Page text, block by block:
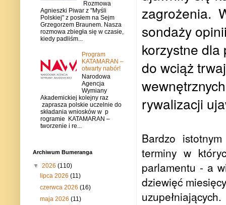
zagrożenia.
sondaży
korzystne
do wciąż
rywalizacji
Bardzo
terminy w
parlamentu - a
dziewięć
Rozmowa
Agnieszki Piwar z "Myśli
Polskiej" z posłem na Sejm
Grzegorzem Braunem. Nasza
rozmowa zbiegła się w czasie,
kiedy padliśm...
Program
KATAMARAN –
otwarty nabór!
Narodowa
Agencja
Wymiany
Akademickiej kolejny raz
zaprasza polskie uczelnie do
składania wniosków w p
rogramie KATAMARAN –
tworzenie i re...
Archiwum Bumeranga
▼ 2026 (110)
lipca 2026(11)
czerwca 2026(16)
maja 2026(11)